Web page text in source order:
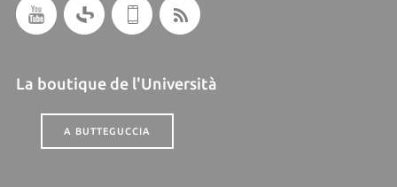
La boutique de l'Università
A BUTTEGUCCIA